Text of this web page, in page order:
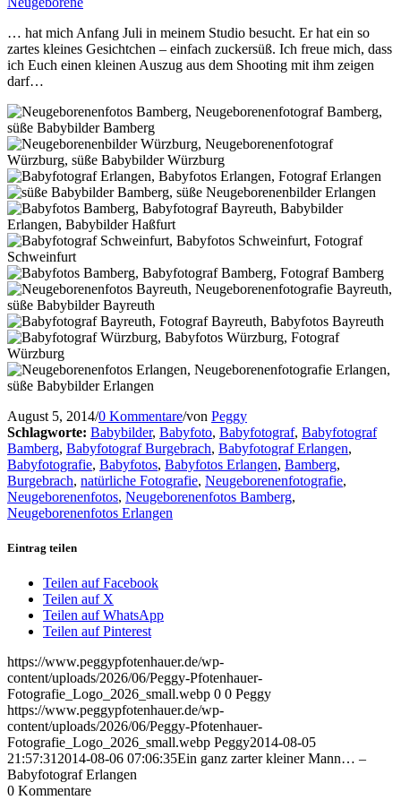
… hat mich Anfang Juli in meinem Studio besucht. Er hat ein so
zartes kleines Gesichtchen – einfach zuckersüß. Ich freue mich, dass
ich Euch einen kleinen Auszug aus dem Shooting mit ihm zeigen
darf…
August 5, 2014/0 Kommentare/von Peggy
Schlagworte: Babybilder, Babyfoto, Babyfotograf, Babyfotograf
Bamberg, Babyfotograf Burgebrach, Babyfotograf Erlangen,
Babyfotografie, Babyfotos, Babyfotos Erlangen, Bamberg,
Burgebrach, natürliche Fotografie, Neugeborenenfotografie,
Neugeborenenfotos, Neugeborenenfotos Bamberg,
Neugeborenenfotos Erlangen
Eintrag teilen
Teilen auf Facebook
Teilen auf X
Teilen auf WhatsApp
Teilen auf Pinterest
https://www.peggypfotenhauer.de/wp-
content/uploads/2026/06/Peggy-Pfotenhauer-
Fotografie_Logo_2026_small.webp 0 0 Peggy
https://www.peggypfotenhauer.de/wp-
content/uploads/2026/06/Peggy-Pfotenhauer-
Fotografie_Logo_2026_small.webp Peggy2014-08-05
21:57:31 2014-08-06 07:06:35Ein ganz zarter kleiner Mann… –
Babyfotograf Erlangen
0 Kommentare